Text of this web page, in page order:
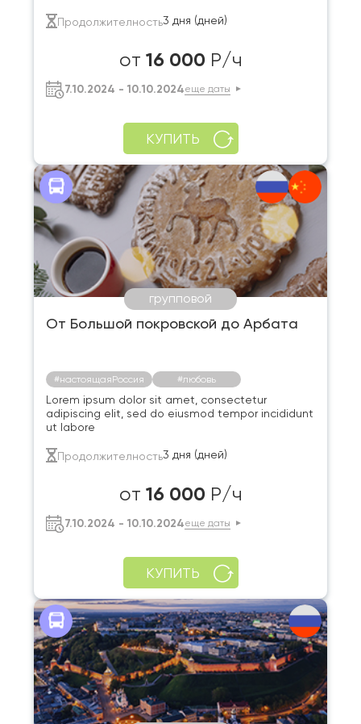
Продолжителность3 дня (дней)
от 16 000 Р/ч
7.10.2024 - 10.10.2024еще даты
КУПИТЬ
групповой
От Большой покровской до Арбата
#настоящаяРоссия #любовь
Lorem ipsum dolor sit amet, consectetur
adipiscing elit, sed do eiusmod tempor incididunt
ut labore
Продолжителность3 дня (дней)
от 16 000 Р/ч
7.10.2024 - 10.10.2024еще даты
КУПИТЬ